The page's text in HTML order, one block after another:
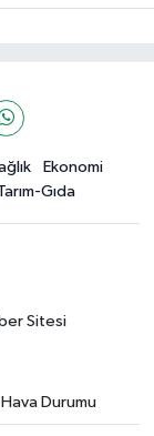
yerinde
Ekonomi
Gıda
Sitesi
Durumu